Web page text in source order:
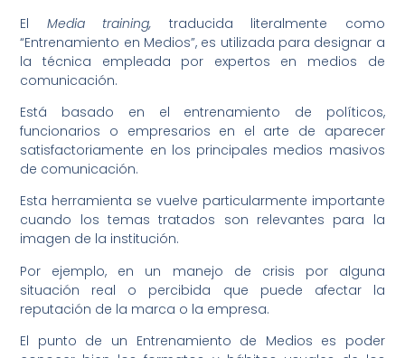
El Media training, traducida literalmente como
“Entrenamiento en Medios”, es utilizada para designar a
la técnica empleada por expertos en medios de
comunicación.
Está basado en el entrenamiento de políticos,
funcionarios o empresarios en el arte de aparecer
satisfactoriamente en los principales medios masivos
de comunicación.
Esta herramienta se vuelve particularmente importante
cuando los temas tratados son relevantes para la
imagen de la institución.
Por ejemplo, en un manejo de crisis por alguna
situación real o percibida que puede afectar la
reputación de la marca o la empresa.
El punto de un Entrenamiento de Medios es poder